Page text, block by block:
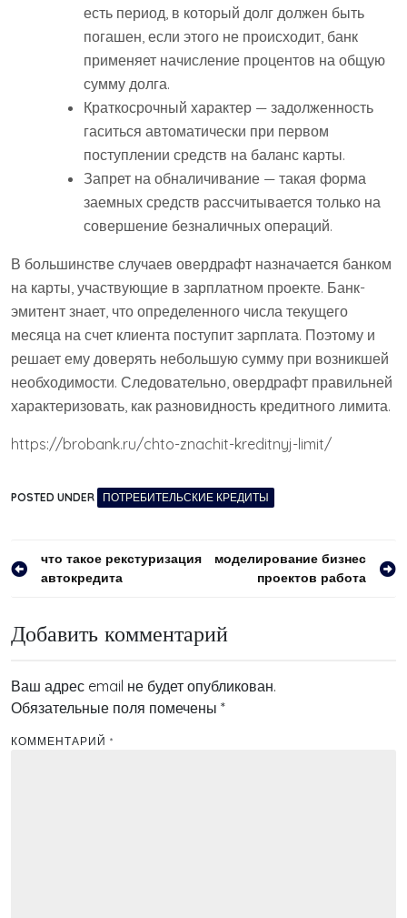
есть период, в который долг должен быть
погашен, если этого не происходит, банк
применяет начисление процентов на общую
сумму долга.
Краткосрочный характер — задолженность
гаситься автоматически при первом
поступлении средств на баланс карты.
Запрет на обналичивание — такая форма
заемных средств рассчитывается только на
совершение безналичных операций.
В большинстве случаев овердрафт назначается банком
на карты, участвующие в зарплатном проекте. Банк-
эмитент знает, что определенного числа текущего
месяца на счет клиента поступит зарплата. Поэтому и
решает ему доверять небольшую сумму при возникшей
необходимости. Следовательно, овердрафт правильней
характеризовать, как разновидность кредитного лимита.
https://brobank.ru/chto-znachit-kreditnyj-limit/
POSTED UNDER ПОТРЕБИТЕЛЬСКИЕ КРЕДИТЫ
Навигация
что такое рекстуризация
автокредита
моделирование бизнес
проектов работа
Добавить комментарий
Ваш адрес email не будет опубликован.
Обязательные поля помечены *
КОММЕНТАРИЙ *